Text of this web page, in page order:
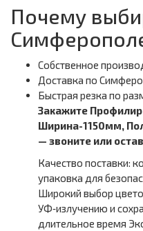
Почему
Собственное
Доставка по
Быстрая резка по
Закажите
Ширина-1150мм,
— звоните или
Качество поставки:
упаковка для
Широкий выбор
УФ‑излучению и
длительное время